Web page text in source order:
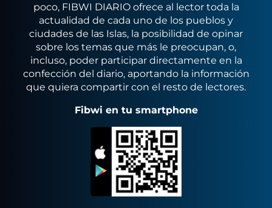
poco, FIBWI DIARIO ofrece al lector toda la
actualidad de cada uno de los pueblos y
ciudades de las Islas, la posibilidad de opinar
sobre los temas que más le preocupan, o,
incluso, poder participar directamente en la
confección del diario, aportando la información
que quiera compartir con el resto de lectores.
Fibwi en tu smartphone